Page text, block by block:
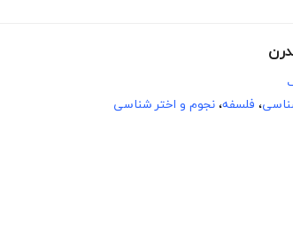
، فلسفه، نجوم و اختر شناسی